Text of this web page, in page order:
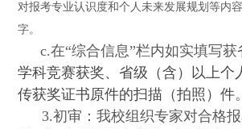
对报考专业认识度和个人未来发展规划等内
字。
c.在“综合信息”栏内如实填写获
学科竞赛获奖、省级（含）以上个
传获奖证书原件的扫描（拍照）件。
3.初审：我校组织专家对合格